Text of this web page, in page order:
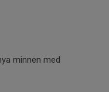
minnen med